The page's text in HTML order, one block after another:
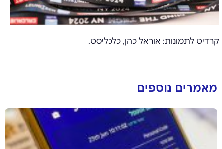
קרדיט לתמונות: אוראל כהן, כלכליסט.
מאמרים נוספים